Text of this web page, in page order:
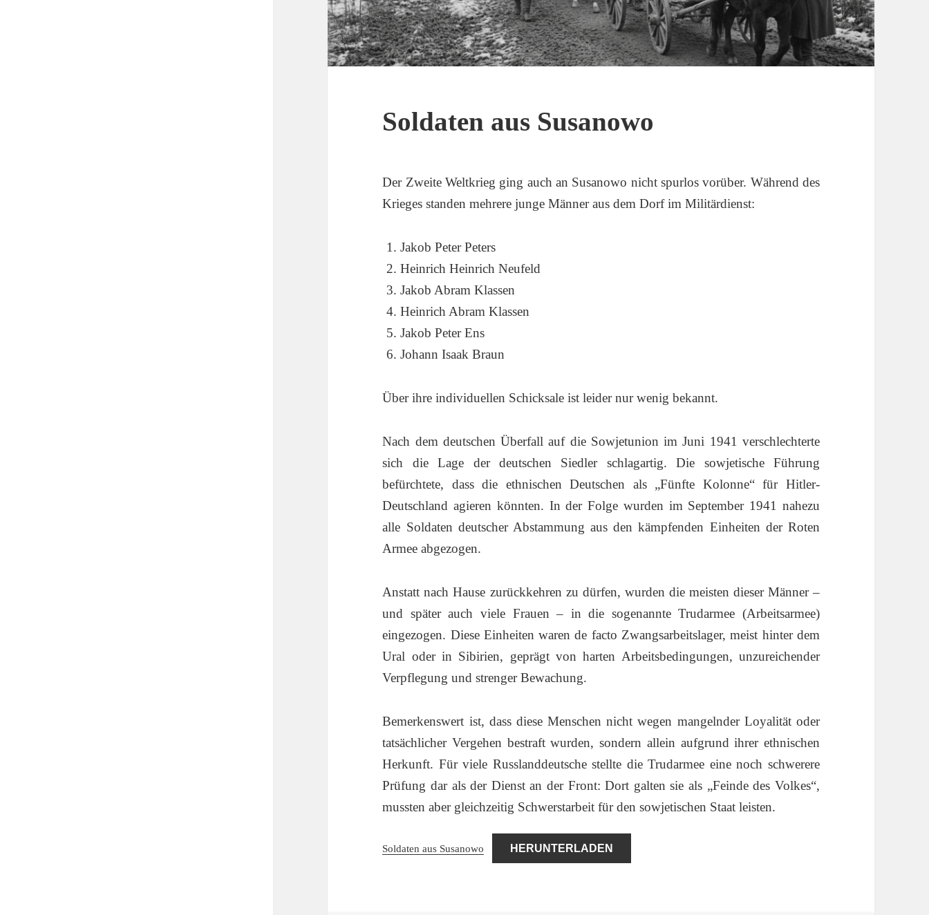
Soldaten aus Susanowo
Der Zweite Weltkrieg ging auch an Susanowo nicht spurlos vorüber. Während des
Krieges standen mehrere junge Männer aus dem Dorf im Militärdienst:
Jakob Peter Peters
Heinrich Heinrich Neufeld
Jakob Abram Klassen
Heinrich Abram Klassen
Jakob Peter Ens
Johann Isaak Braun
Über ihre individuellen Schicksale ist leider nur wenig bekannt.
Nach dem deutschen Überfall auf die Sowjetunion im Juni 1941 verschlechterte
sich die Lage der deutschen Siedler schlagartig. Die sowjetische Führung
befürchtete, dass die ethnischen Deutschen als „Fünfte Kolonne“ für Hitler-
Deutschland agieren könnten. In der Folge wurden im September 1941 nahezu
alle Soldaten deutscher Abstammung aus den kämpfenden Einheiten der Roten
Armee abgezogen.
Anstatt nach Hause zurückkehren zu dürfen, wurden die meisten dieser Männer –
und später auch viele Frauen – in die sogenannte Trudarmee (Arbeitsarmee)
eingezogen. Diese Einheiten waren de facto Zwangsarbeitslager, meist hinter dem
Ural oder in Sibirien, geprägt von harten Arbeitsbedingungen, unzureichender
Verpflegung und strenger Bewachung.
Bemerkenswert ist, dass diese Menschen nicht wegen mangelnder Loyalität oder
tatsächlicher Vergehen bestraft wurden, sondern allein aufgrund ihrer ethnischen
Herkunft. Für viele Russlanddeutsche stellte die Trudarmee eine noch schwerere
Prüfung dar als der Dienst an der Front: Dort galten sie als „Feinde des Volkes“,
mussten aber gleichzeitig Schwerstarbeit für den sowjetischen Staat leisten.
Soldaten aus Susanowo HERUNTERLADEN